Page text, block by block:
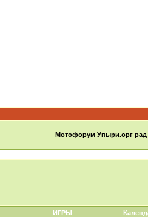
Мотофорум Упыри.орг рад
ИГРЫ